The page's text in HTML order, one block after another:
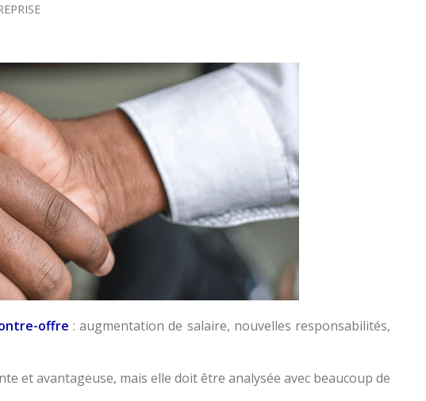
offre : augmentation de salaire, nouvelles responsabilités,
et avantageuse, mais elle doit être analysée avec beaucoup de